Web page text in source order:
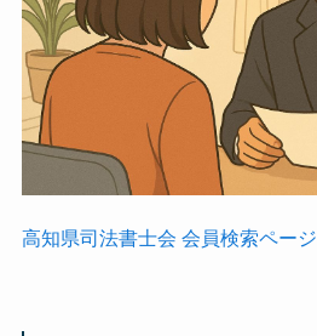
高知県司法書士会 会員検索ページ